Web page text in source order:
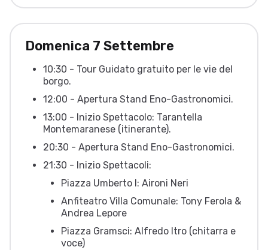
Domenica 7 Settembre
10:30 - Tour Guidato gratuito per le vie del
borgo.
12:00 - Apertura Stand Eno-Gastronomici.
13:00 - Inizio Spettacolo: Tarantella
Montemaranese (itinerante).
20:30 - Apertura Stand Eno-Gastronomici.
21:30 - Inizio Spettacoli:
Piazza Umberto I: Aironi Neri
Anfiteatro Villa Comunale: Tony Ferola &
Andrea Lepore
Piazza Gramsci: Alfredo Itro (chitarra e
voce)